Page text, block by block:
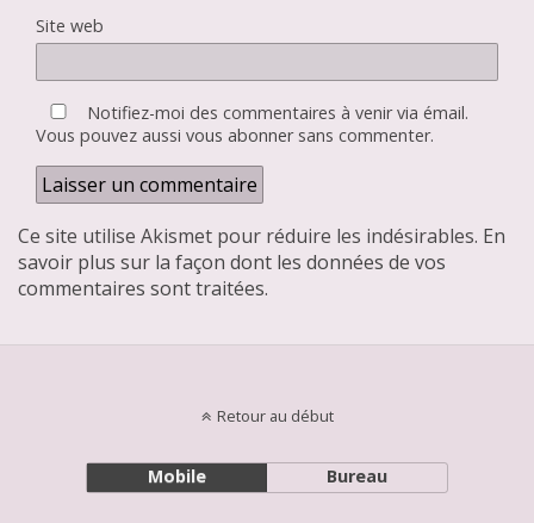
Site web
Notifiez-moi des commentaires à venir via émail.
Vous pouvez aussi vous abonnersans commenter.
Ce site utilise Akismet pour réduire les indésirables. En
savoir plus sur la façon dont les données de vos
commentaires sont traitées.
Retour au début
Mobile Bureau